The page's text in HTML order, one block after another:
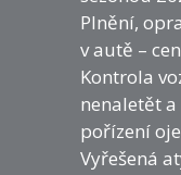
Plnění,
v autě –
Kontrola
nenaletět
pořízení
Vyřešená